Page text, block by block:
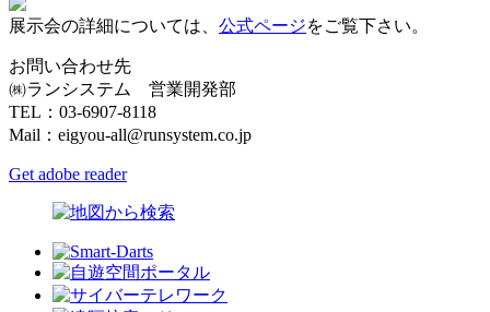
展示会の詳細については、 公式ページをご覧下さい。
お問い合わせ先
㈱ランシステム 営業開発部
TEL：03-6907-8118
Mail：eigyou-all@runsystem.co.jp
Get adobe reader